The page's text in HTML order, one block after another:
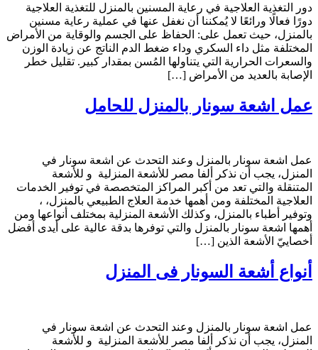
دور التغذية العلاجية في رعاية المسنين بالمنزل للتغذية العلاجية
دورًا فعالًا ورائعًا لا يُمكننا أن نغفل عنها في عملية رعاية مسنين
بالمنزل، حيث تعمل على: الحفاظ على الجسم والوقاية من الأمراض
المختلفة مثل داء السكري وداء ضغط الدم الناتج عن زيادة الوزن
والسعرات الحرارية التي يتناولها المُسن بمقدار كبير. تقليل خطر
الإصابة بالعديد من الأمراض […]
عمل اشعة سونار بالمنزل للحامل
عمل اشعة سونار بالمنزل وعند التحدث عن اشعة سونار في
المنزل، يجب أن نذكر ألفا مصر للأشعة المنزلية و للأشعة
المتنقلة والتي تعد من أكبر المراكز المتخصصة في توفير الخدمات
العلاجية المختلفة ومن أهمها خدمة العلاج الطبيعي بالمنزل، ،
وتوفير أطباء بالمنزل، وكذلك الأشعة المنزلية بمختلف أنواعها ومن
أهمها اشعة سونار بالمنزل والتي توفرها بدقة عالية على أيدى أفضل
أخصاييّ الأشعة الذين […]
أنواع أشعة السونار فى المنزل
عمل اشعة سونار بالمنزل وعند التحدث عن اشعة سونار في
المنزل، يجب أن نذكر ألفا مصر للأشعة المنزلية و للأشعة